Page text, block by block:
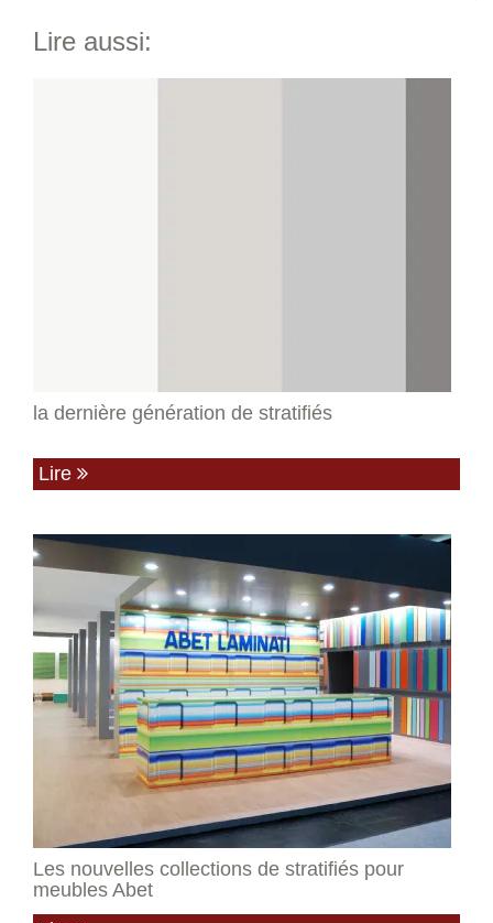
Lire aussi:
la dernière génération de stratifiés
Lire
Les nouvelles collections de stratifiés pour
meubles Abet